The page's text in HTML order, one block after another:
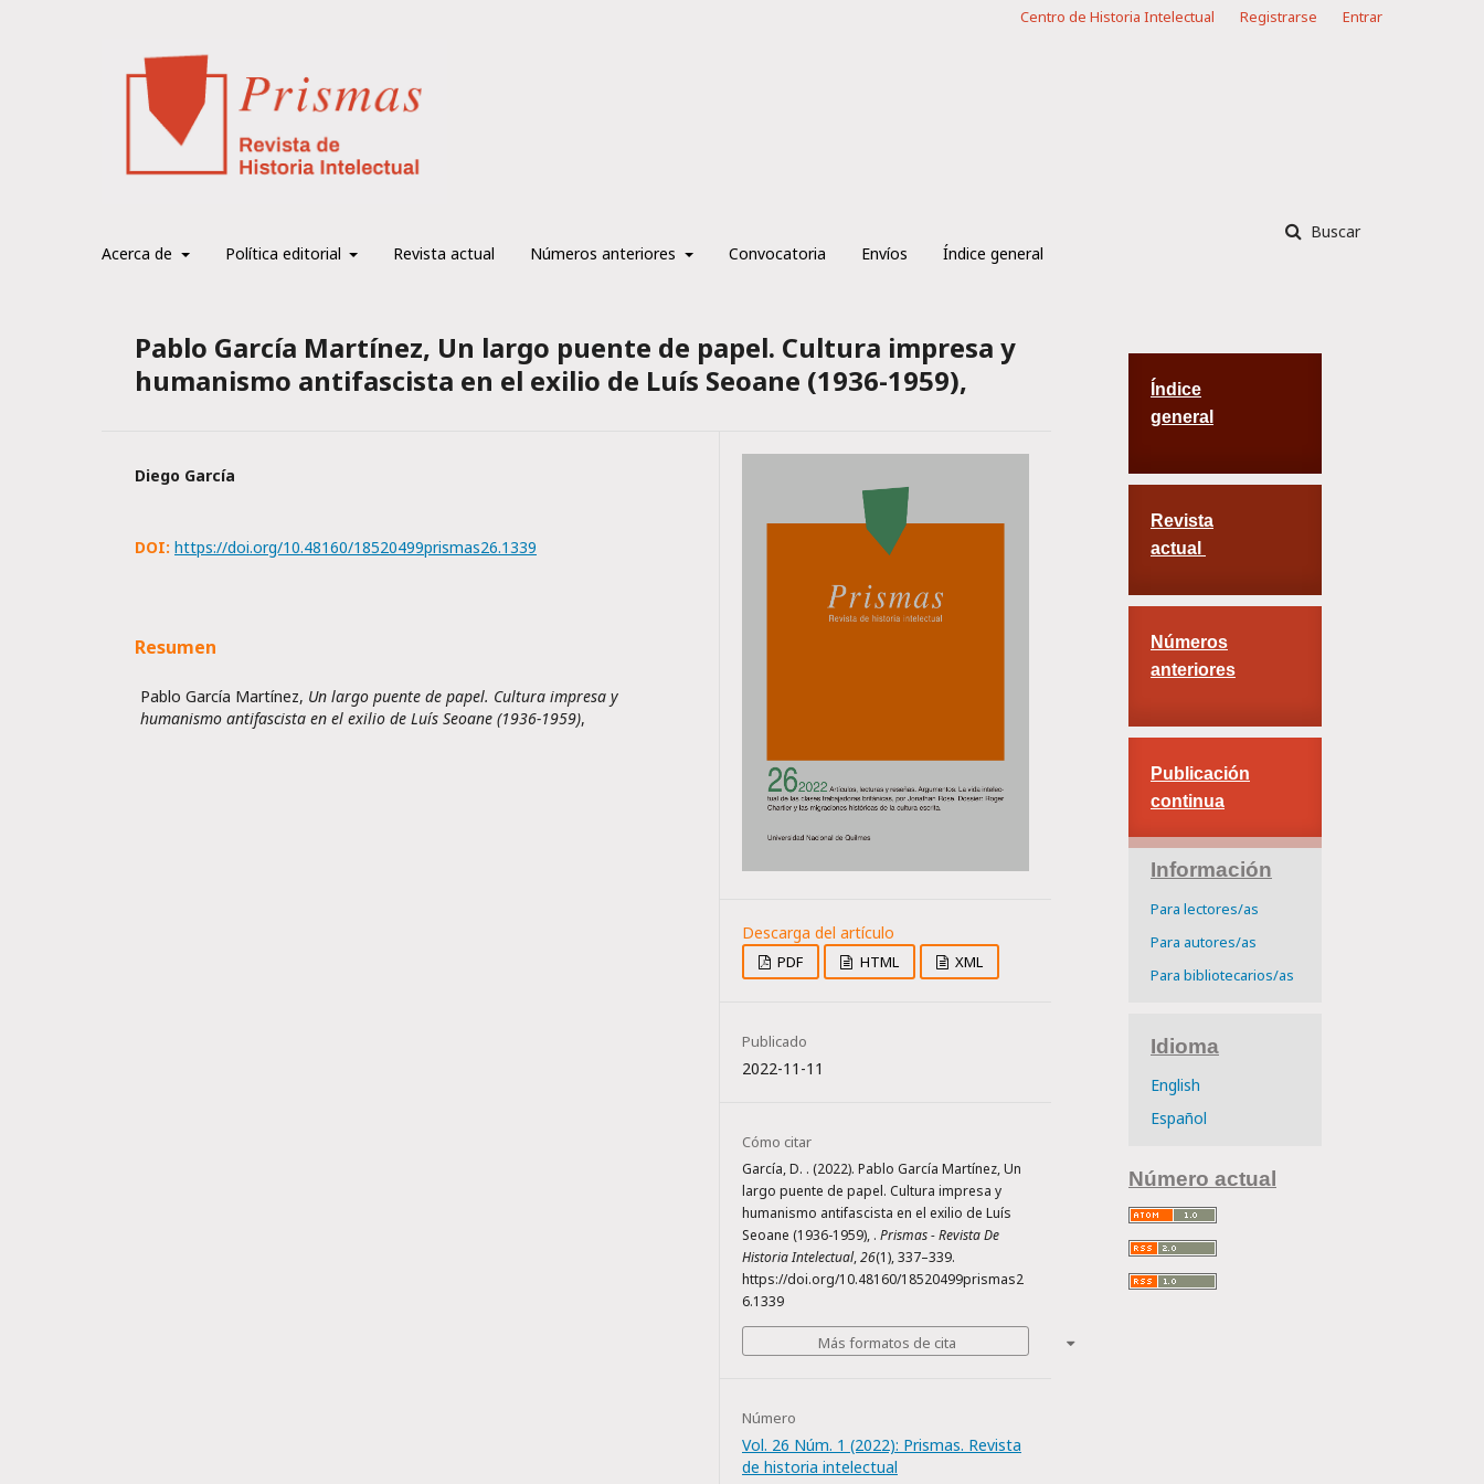
Acerca de Política editorial Revista actual Números anteriores Convocatoria Envíos Índice general
Buscar
Centro de Historia Intelectual Registrarse Entrar
Pablo García Martínez, Un largo puente de papel. Cultura impresa y
humanismo antifascista en el exilio de Luís Seoane (1936-1959),
Diego García
DOI: https://doi.org/10.48160/18520499prismas26.1339
Resumen
Pablo García Martínez, Un largo puente de papel. Cultura impresa y
humanismo antifascista en el exilio de Luís Seoane (1936-1959),
PDF HTML XML
Publicado
2022-11-11
Cómo citar
García, D. . (2022). Pablo García Martínez, Un
largo puente de papel. Cultura impresa y
humanismo antifascista en el exilio de Luís
Seoane (1936-1959), . Prismas - Revista De
Historia Intelectual,26(1), 337–339.
https://doi.org/10.48160/18520499prismas2
6.1339
Más formatos de cita
Número
Vol. 26 Núm. 1 (2022): Prismas. Revista
de historia intelectual
Índice
general
Revista
actual
Números
anteriores
Publicación
continua
Información
Para lectores/as
Para autores/as
Para bibliotecarios/as
Idioma
English
Español
Número actual